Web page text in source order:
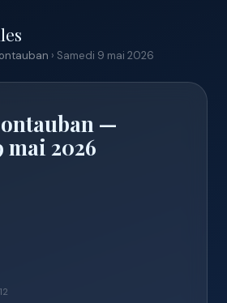
› Samedi 9 mai 2026
—
mai 2026